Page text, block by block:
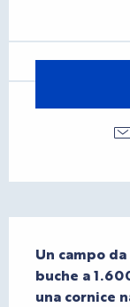
Un campo
buche a
una cornice